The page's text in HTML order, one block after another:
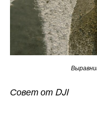
Совет от DJI